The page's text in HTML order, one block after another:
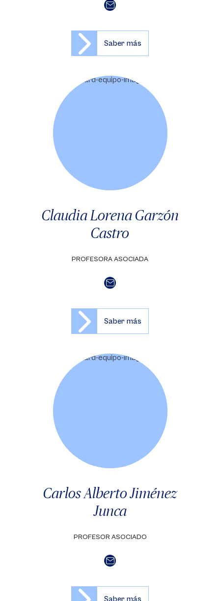
Saber más
Claudia Lorena Garzón
Castro
PROFESORA ASOCIADA
Saber más
Carlos Alberto Jiménez
Junca
PROFESOR ASOCIADO
Saber más